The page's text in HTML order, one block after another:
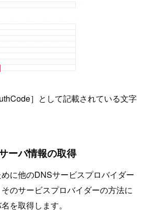
］として記載されている文字
ーバ情報の取得
に他のDNSサービスプロバイダー
のサービスプロバイダーの方法に
を取得します。